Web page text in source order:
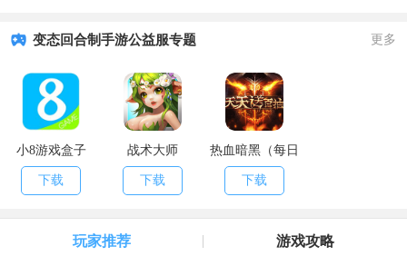
变态回合制手游公益服专题 更多
小8游戏盒子
下载
战术大师
下载
热血暗黑（每日
送百抽）
下载
玩家推荐 游戏攻略